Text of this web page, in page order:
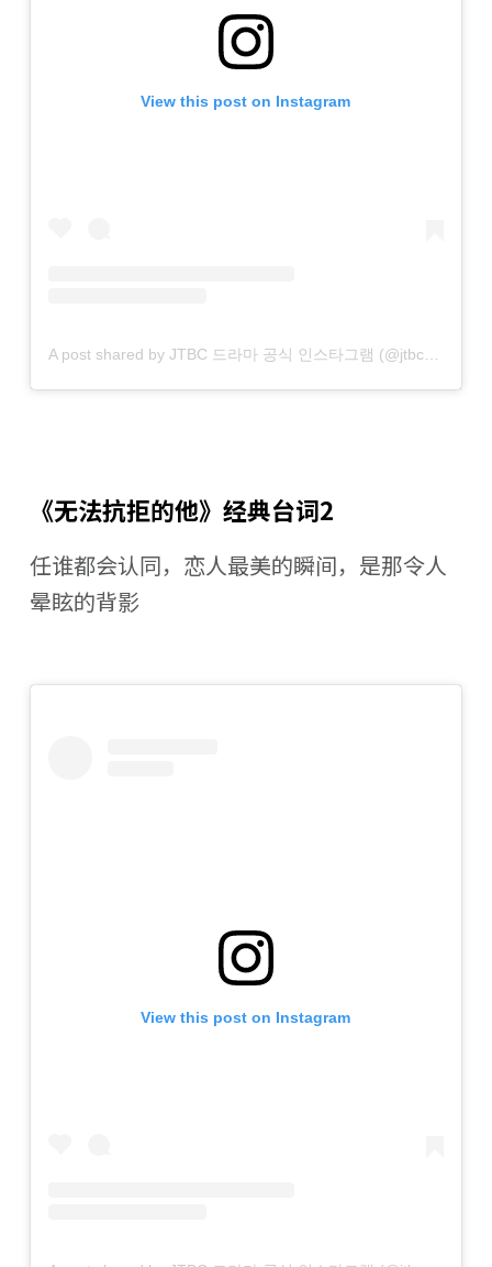
View this post on Instagram
A post shared by JTBC 드라마 공식 인스타그램 (@jtbcdrama)
《无法抗拒的他》经典台词2
任谁都会认同，恋人最美的瞬间，是那令人
晕眩的背影
View this post on Instagram